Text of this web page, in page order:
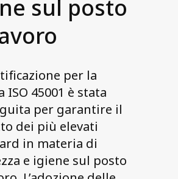
sul posto
per la
ISO 45001 è stata
per garantire il
dei più elevati
in materia di
e igiene sul posto